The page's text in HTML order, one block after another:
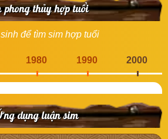
phong thủy hợp tuổi
để tìm sim hợp tuổi
1980 1990 2000
dụng luận sim